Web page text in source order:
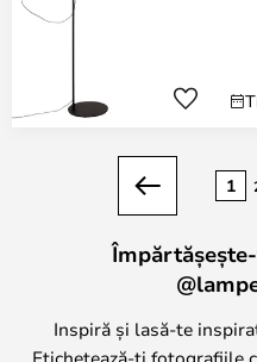
Anterior
1
Inspiră și lasă-te
Etichetează-ți fotografiile